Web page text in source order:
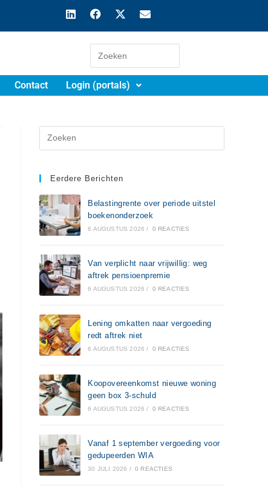
Contact Login (portals)
Eerdere Berichten
Belastingrente over periode uitstel
boekenonderzoek
6 AUGUSTUS 2026 / 0 REACTIES
Van verplicht naar vrijwillig: weg
aftrek pensioenpremie
6 AUGUSTUS 2026 / 0 REACTIES
Lening omkatten naar vergoeding
redt aftrek niet
6 AUGUSTUS 2026 / 0 REACTIES
Koopovereenkomst nieuwe woning
geen box 3-schuld
6 AUGUSTUS 2026 / 0 REACTIES
Vanaf 1 september vergoeding voor
gedupeerden WIA
30 JULI 2026 / 0 REACTIES